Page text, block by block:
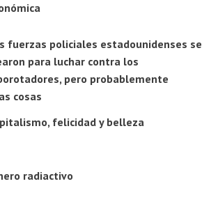
fuerzas policiales estadounidenses se
para luchar contra los
pero probablemente
cosas
felicidad y belleza
radiactivo